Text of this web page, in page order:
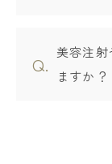
美容注
ますか？